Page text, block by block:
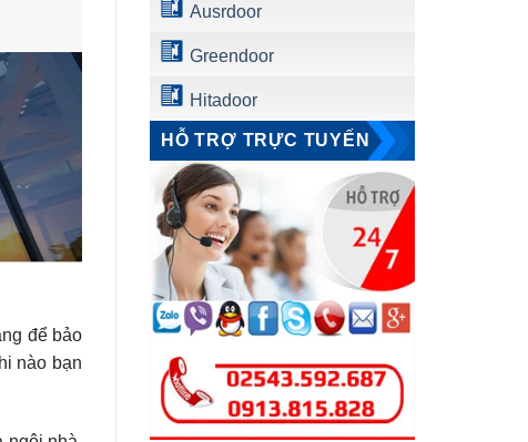
để bảo
nào bạn
Ausrdoor
Greendoor
Hitadoor
HỖ TRỢ TRỰC TUYẾN